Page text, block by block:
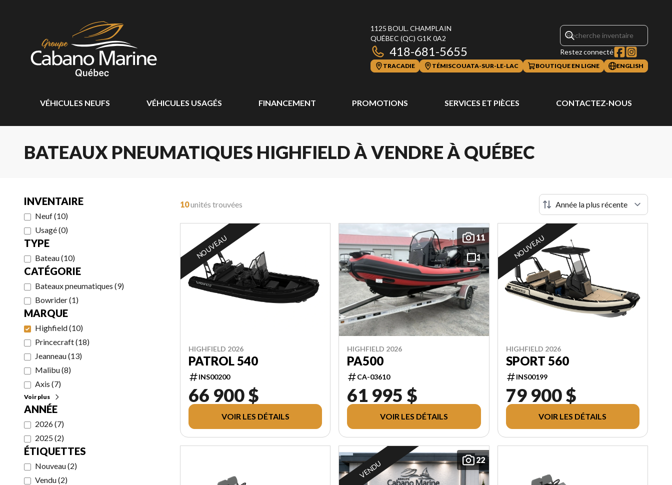
1125 BOUL. CHAMPLAIN
QUÉBEC (QC) G1K 0A2
418-681-5655 Restez connecté
TRACADIE TÉMISCOUATA-SUR-LE-LAC BOUTIQUE EN LIGNE ENGLISH
VÉHICULES NEUFS VÉHICULES USAGÉS FINANCEMENT PROMOTIONS SERVICES ET PIÈCES CONTACTEZ-NOUS
BATEAUX PNEUMATIQUES HIGHFIELD À VENDRE À QUÉBEC
INVENTAIRE
Neuf(10)
Usagé(0)
TYPE
Bateau(10)
CATÉGORIE
Bateaux pneumatiques (9)
Bowrider(1)
MARQUE
Highfield(10)
Princecraft(18)
Jeanneau(13)
Malibu(8)
Axis (7)
Voir plus
ANNÉE
2026(7)
2025(2)
ÉTIQUETTES
Nouveau(2)
Vendu(2)
10unités trouvées
NOUVEAU
HIGHFIELD 2026
PATROL 540
INS00200
66 900 $
VOIR LES DÉTAILS
11
HIGHFIELD 2026
PA500
CA-03610
61 995 $
VOIR LES DÉTAILS
NOUVEAU
HIGHFIELD 2026
SPORT 560
INS00199
79 900 $
VOIR LES DÉTAILS
22
VENDU